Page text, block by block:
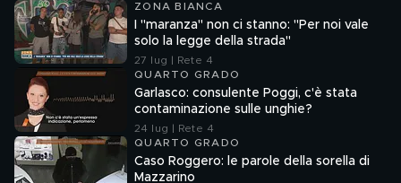
ZONA BIANCA
I "maranza" non ci stanno: "Per noi vale
solo la legge della strada"
27 lug | Rete 4
QUARTO GRADO
Garlasco: consulente Poggi, c'è stata
contaminazione sulle unghie?
24 lug | Rete 4
QUARTO GRADO
Caso Roggero: le parole della sorella di
Mazzarino